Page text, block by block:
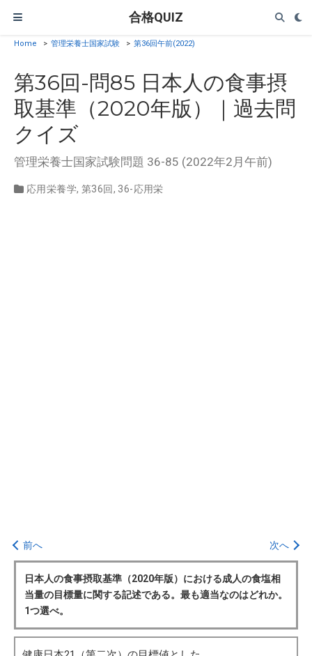
合格QUIZ
Home > 管理栄養士国家試験 > 第36回午前(2022)
第36回-問85 日本人の食事摂
取基準（2020年版）｜過去問
クイズ
管理栄養士国家試験問題 36-85 (2022年2月午前)
応用栄養学, 第36回, 36-応用栄
次へ
前へ
日本人の食事摂取基準（2020年版）における成人の食塩相
当量の目標量に関する記述である。最も適当なのはどれか。
1つ選べ。